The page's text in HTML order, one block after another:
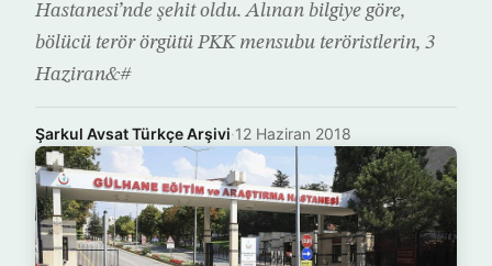
Hastanesi’nde şehit oldu. Alınan bilgiye göre,
bölücü terör örgütü PKK mensubu teröristlerin, 3
Haziran&#
Şarkul Avsat Türkçe Arşivi·12 Haziran 2018